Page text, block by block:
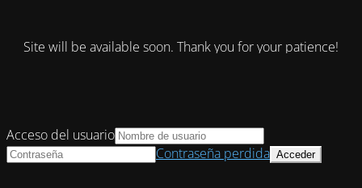
Site will be available soon. Thank you for your patience!
Acceso del usuario
Contraseña perdida